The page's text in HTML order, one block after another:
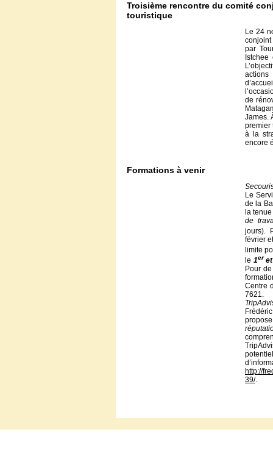
Troisième rencontre du comité
touristique
Le 24
conjoint
par
actions
de
James.
premier
à la
encore
Formations à venir
Le
de la
la
de
jours).
février
limite
le 1eret
Pour
Centre
7621.
http://
39/.